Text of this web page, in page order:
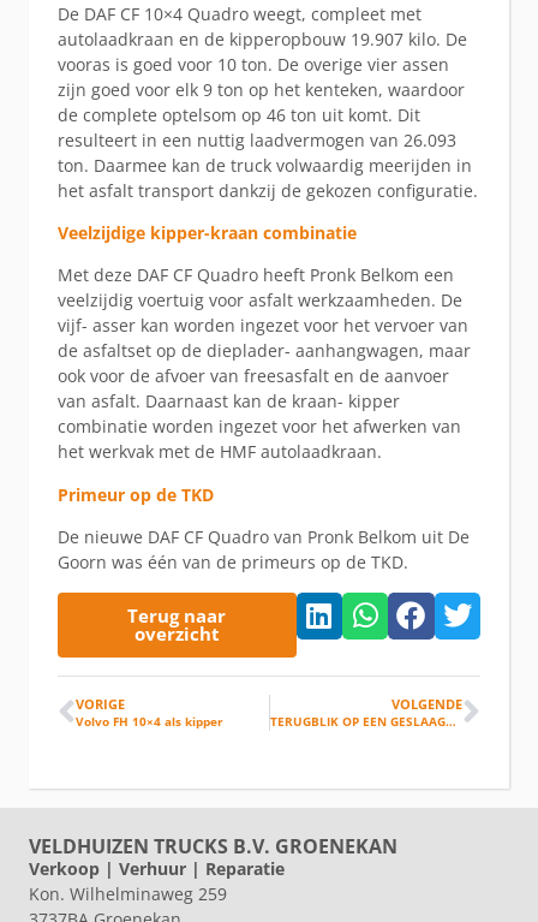
De DAF CF 10×4 Quadro weegt, compleet met
autolaadkraan en de kipperopbouw 19.907 kilo. De
vooras is goed voor 10 ton. De overige vier assen
zijn goed voor elk 9 ton op het kenteken, waardoor
de complete optelsom op 46 ton uit komt. Dit
resulteert in een nuttig laadvermogen van 26.093
ton. Daarmee kan de truck volwaardig meerijden in
het asfalt transport dankzij de gekozen configuratie.
Veelzijdige kipper-kraan combinatie
Met deze DAF CF Quadro heeft Pronk Belkom een
veelzijdig voertuig voor asfalt werkzaamheden. De
vijf- asser kan worden ingezet voor het vervoer van
de asfaltset op de dieplader- aanhangwagen, maar
ook voor de afvoer van freesasfalt en de aanvoer
van asfalt. Daarnaast kan de kraan- kipper
combinatie worden ingezet voor het afwerken van
het werkvak met de HMF autolaadkraan.
Primeur op de TKD
De nieuwe DAF CF Quadro van Pronk Belkom uit De
Goorn was één van de primeurs op de TKD.
Terug naar
overzicht
VORIGE
Volvo FH 10×4 als kipper
VOLGENDE
TERUGBLIK OP EEN GESLAAGDE TKD☀
VELDHUIZEN TRUCKS B.V. GROENEKAN
Verkoop | Verhuur | Reparatie
Kon. Wilhelminaweg 259